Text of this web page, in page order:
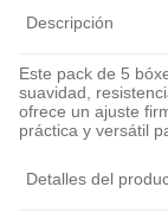
Descripción
Este pack de 5
suavidad,
ofrece un ajuste
práctica y versátil
Detalles del